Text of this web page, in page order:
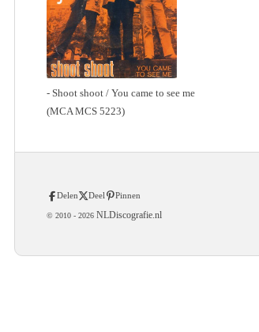
- Shoot shoot / You came to see me
(MCA MCS 5223)
Delen Deel Pinnen
© 2010 - 2026 NLDiscografie.nl